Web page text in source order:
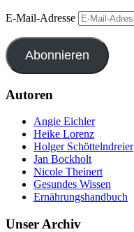
E-Mail-Adresse
Abonnieren
Autoren
Angie Eichler
Heike Lorenz
Holger Schöttelndreier
Jan Bockholt
Nicole Theinert
Gesundes Wissen
Ernährungshandbuch
Unser Archiv